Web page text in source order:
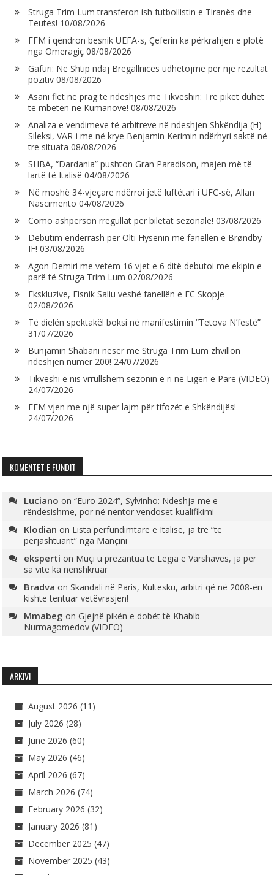
Struga Trim Lum transferon ish futbollistin e Tiranës dhe
Teutës! 10/08/2026
FFM i qëndron besnik UEFA-s, Çeferin ka përkrahjen e plotë
nga Omeragiç 08/08/2026
Gafuri: Në Shtip ndaj Bregallnicës udhëtojmë për një rezultat
pozitiv 08/08/2026
Asani flet në prag të ndeshjes me Tikveshin: Tre pikët duhet
të mbeten në Kumanovë! 08/08/2026
Analiza e vendimeve të arbitrëve në ndeshjen Shkëndija (H) –
Sileksi, VAR-i me në krye Benjamin Kerimin ndërhyri saktë në
tre situata 08/08/2026
SHBA, “Dardania” pushton Gran Paradison, majën më të
lartë të Italisë 04/08/2026
Në moshë 34-vjeçare ndërroi jetë luftëtari i UFC-së, Allan
Nascimento 04/08/2026
Como ashpërson rregullat për biletat sezonale! 03/08/2026
Debutim ëndërrash për Olti Hysenin me fanellën e Brøndby
IF! 03/08/2026
Agon Demiri me vetëm 16 vjet e 6 ditë debutoi me ekipin e
parë të Struga Trim Lum 02/08/2026
Ekskluzive, Fisnik Saliu veshë fanellën e FC Skopje
02/08/2026
Të dielën spektakël boksi në manifestimin “Tetova N’festë”
31/07/2026
Bunjamin Shabani nesër me Struga Trim Lum zhvillon
ndeshjen numër 200! 24/07/2026
Tikveshi e nis vrrullshëm sezonin e ri në Ligën e Parë (VIDEO)
24/07/2026
FFM vjen me një super lajm për tifozët e Shkëndijës!
24/07/2026
KOMENTET E FUNDIT
Luciano on“Euro 2024”, Sylvinho: Ndeshja më e
rëndësishme, por në nëntor vendoset kualifikimi
Klodian on Lista përfundimtare e Italisë, ja tre “të
përjashtuarit” nga Mançini
eksperti on Muçi u prezantua te Legia e Varshavës, ja për
sa vite ka nënshkruar
Bradva onSkandali në Paris, Kultesku, arbitri që në 2008-ën
kishte tentuar vetëvrasjen!
Mmabeg onGjejnë pikën e dobët të Khabib
Nurmagomedov (VIDEO)
ARKIVI
August 2026 (11)
July 2026 (28)
June 2026 (60)
May 2026 (46)
April 2026 (67)
March 2026 (74)
February 2026 (32)
January 2026 (81)
December 2025 (47)
November 2025 (43)